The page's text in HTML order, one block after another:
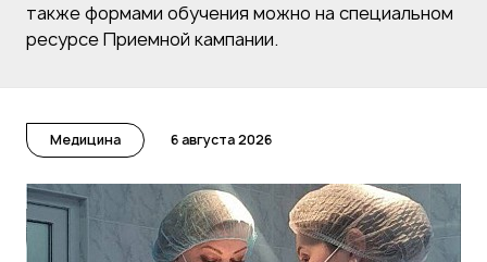
также формами обучения можно на специальном
ресурсе Приемной кампании.
Медицина 6 августа 2026